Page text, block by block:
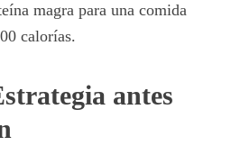
magra para una comida
calorías.
antes